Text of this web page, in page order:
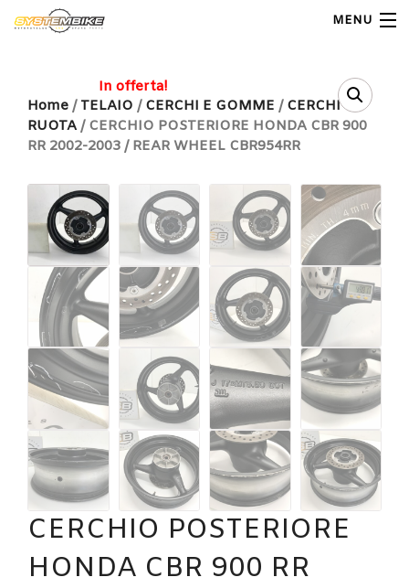
MENU
Home
Shop Ricambi
Note Generali
Carrello
Contatti
Home / TELAIO / CERCHI E GOMME / CERCHI
RUOTA / CERCHIO POSTERIORE HONDA CBR 900
RR 2002-2003 / REAR WHEEL CBR954RR
In offerta!
CERCHIO POSTERIORE
HONDA CBR 900 RR